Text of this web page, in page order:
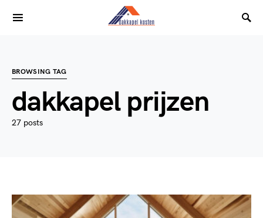
BROWSING TAG
dakkapel prijzen
27 posts